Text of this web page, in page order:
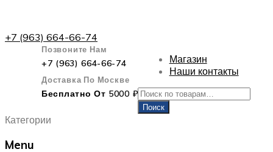
+7 (963) 664-66-74
Позвоните Нам
+7 (963) 664-66-74
Доставка По Москве
Бесплатно От 5000 ₽
Магазин
Наши контакты
Искать:
Поиск
Категории
Menu